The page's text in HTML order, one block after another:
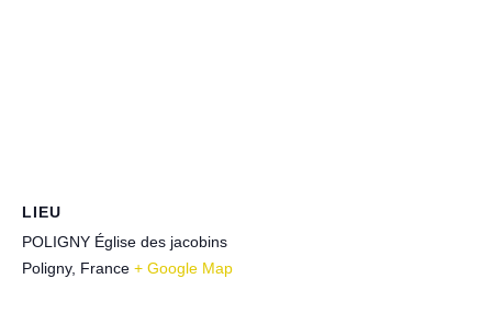
LIEU
POLIGNY Église des jacobins
Poligny, France + Google Map